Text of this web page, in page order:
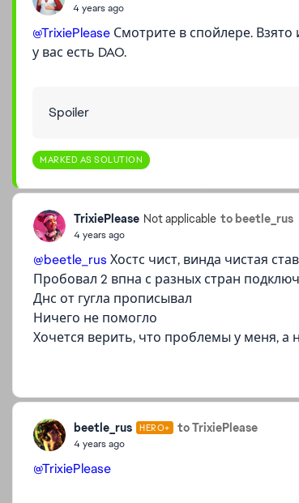
4 years ago
@TrixiePlease Смотрите в спойлере.
у вас есть DAO.
Spoiler
MARKED AS SOLUTION
TrixiePlease Not applicable to beetle_rus
4 years ago
@beetle_rus Хостс чист, винда чистая
Пробовал 2 впна с разных стран
Днс от гугла прописывал
Ничего не помогло
Хочется верить, что проблемы у меня, а
beetle_rus HERO+ to TrixiePlease
4 years ago
@TrixiePlease